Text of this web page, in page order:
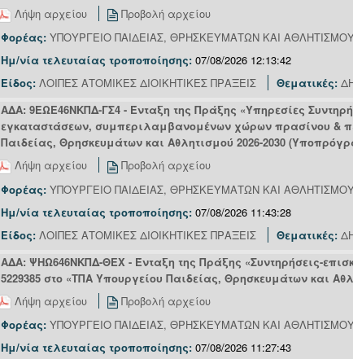
Λήψη αρχείου
Προβολή αρχείου
Φορέας: ΥΠΟΥΡΓΕΙΟ ΠΑΙΔΕΙΑΣ, ΘΡΗΣΚΕΥΜΑΤΩΝ ΚΑΙ
Ημ/νία τελευταίας τροποποίησης: 07/08/2026 12:13:42
Είδος: ΛΟΙΠΕΣ ΑΤΟΜΙΚΕΣ ΔΙΟΙΚΗΤΙΚΕΣ ΠΡΑΞΕΙΣ Θεματικές:
ΑΔΑ: 9ΕΩΕ46ΝΚΠΔ-ΓΣ4 - Ένταξη της Πράξης «Υπηρεσίες
εγκαταστάσεων, συμπεριλαμβανομένων χώρων πρασίνου &
Παιδείας, Θρησκευμάτων και Αθλητισμού 2026-2030
Λήψη αρχείου
Προβολή αρχείου
Φορέας: ΥΠΟΥΡΓΕΙΟ ΠΑΙΔΕΙΑΣ, ΘΡΗΣΚΕΥΜΑΤΩΝ ΚΑΙ
Ημ/νία τελευταίας τροποποίησης: 07/08/2026 11:43:28
Είδος: ΛΟΙΠΕΣ ΑΤΟΜΙΚΕΣ ΔΙΟΙΚΗΤΙΚΕΣ ΠΡΑΞΕΙΣ Θεματικές:
ΑΔΑ: ΨΗΩ646ΝΚΠΔ-ΘΕΧ - Ένταξη της Πράξης «Συντηρήσεις-
5229385 στο «ΤΠΑ Υπουργείου Παιδείας, Θρησκευμάτων και
Λήψη αρχείου
Προβολή αρχείου
Φορέας: ΥΠΟΥΡΓΕΙΟ ΠΑΙΔΕΙΑΣ, ΘΡΗΣΚΕΥΜΑΤΩΝ ΚΑΙ
Ημ/νία τελευταίας τροποποίησης: 07/08/2026 11:27:43